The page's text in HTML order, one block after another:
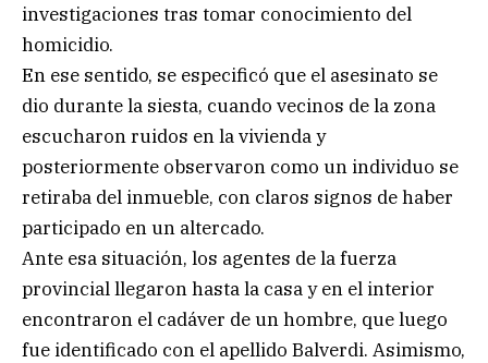
investigaciones tras tomar conocimiento del
homicidio.
En ese sentido, se especificó que el asesinato se
dio durante la siesta, cuando vecinos de la zona
escucharon ruidos en la vivienda y
posteriormente observaron como un individuo se
retiraba del inmueble, con claros signos de haber
participado en un altercado.
Ante esa situación, los agentes de la fuerza
provincial llegaron hasta la casa y en el interior
encontraron el cadáver de un hombre, que luego
fue identificado con el apellido Balverdi. Asimismo,